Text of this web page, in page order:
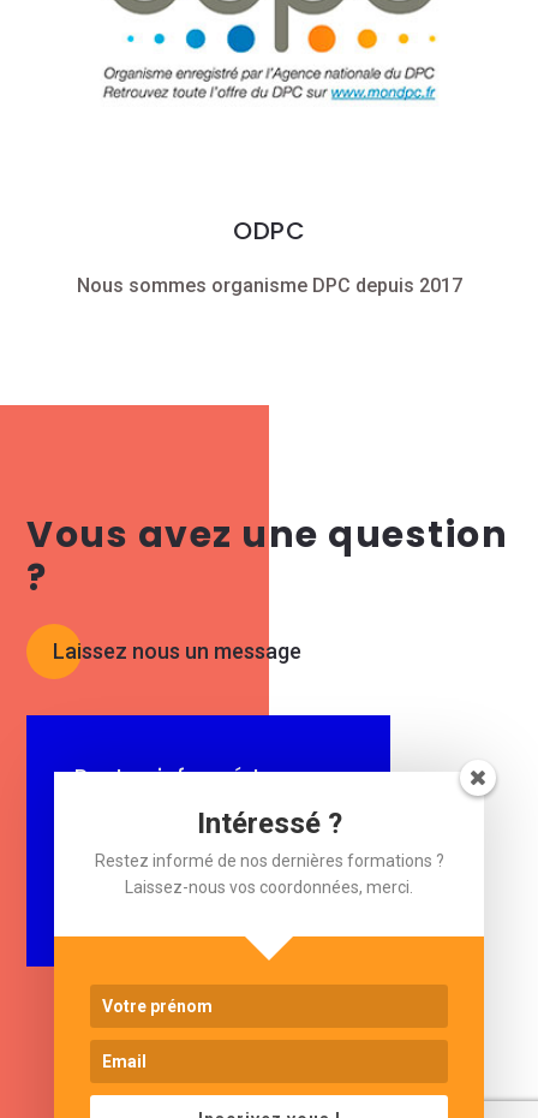
ODPC
Nous sommes organisme DPC depuis 2017
Vous avez une question
?
Laissez nous un message
Restez informé !
Laissez-nous votre e-mail.
e-mail
Intéressé ?
Restez informé de nos dernières formations ?
Laissez-nous vos coordonnées, merci.